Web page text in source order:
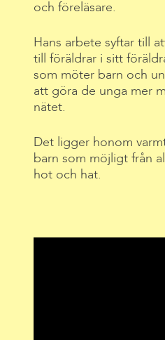
och föreläsare.
Hans arbete syftar till
till föräldrar i sitt
som möter barn och
att göra de unga mer
nätet.
Det ligger honom
barn som möjligt från
hot och hat.